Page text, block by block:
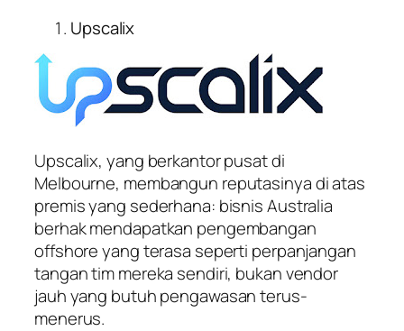
Upscalix
Upscalix, yang berkantor pusat di
Melbourne, membangun reputasinya di atas
premis yang sederhana: bisnis Australia
berhak mendapatkan pengembangan
offshore yang terasa seperti perpanjangan
tangan tim mereka sendiri, bukan vendor
jauh yang butuh pengawasan terus-
menerus.